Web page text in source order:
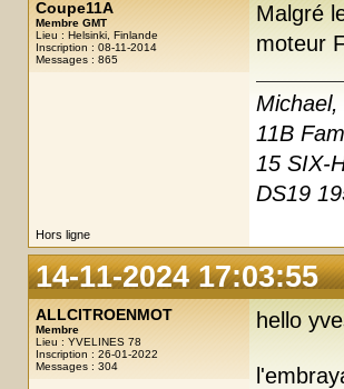
Coupe11A
Membre GMT
Lieu : Helsinki, Finlande
Inscription : 08-11-2014
Messages : 865
Malgré
moteur
Michael,
11B
15 SIX-
DS19
Hors ligne
14-11-2024 17:03:55
ALLCITROENMOT
Membre
Lieu : YVELINES 78
Inscription : 26-01-2022
Messages : 304
hello